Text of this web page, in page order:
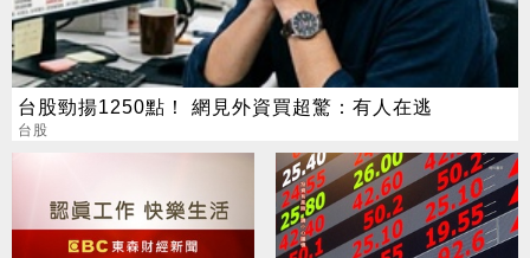
台股勁揚1250點！ 網見外資買超驚：有人在逃
台股